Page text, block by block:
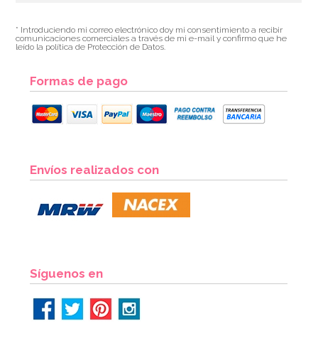
6,75€
* Introduciendo mi correo electrónico doy mi consentimiento a recibir
comunicaciones comerciales a través de mi e-mail y confirmo que he
leído la política de Protección de Datos.
Formas de pago
Envíos realizados con
Síguenos en